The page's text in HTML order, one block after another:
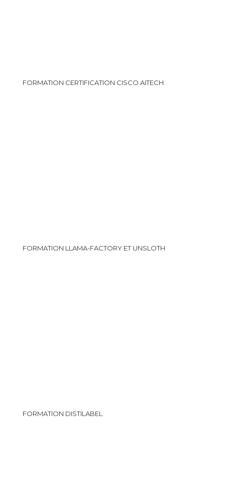
FORMATION CERTIFICATION CISCO AITECH
FORMATION LLAMA-FACTORY ET UNSLOTH
FORMATION DISTILABEL